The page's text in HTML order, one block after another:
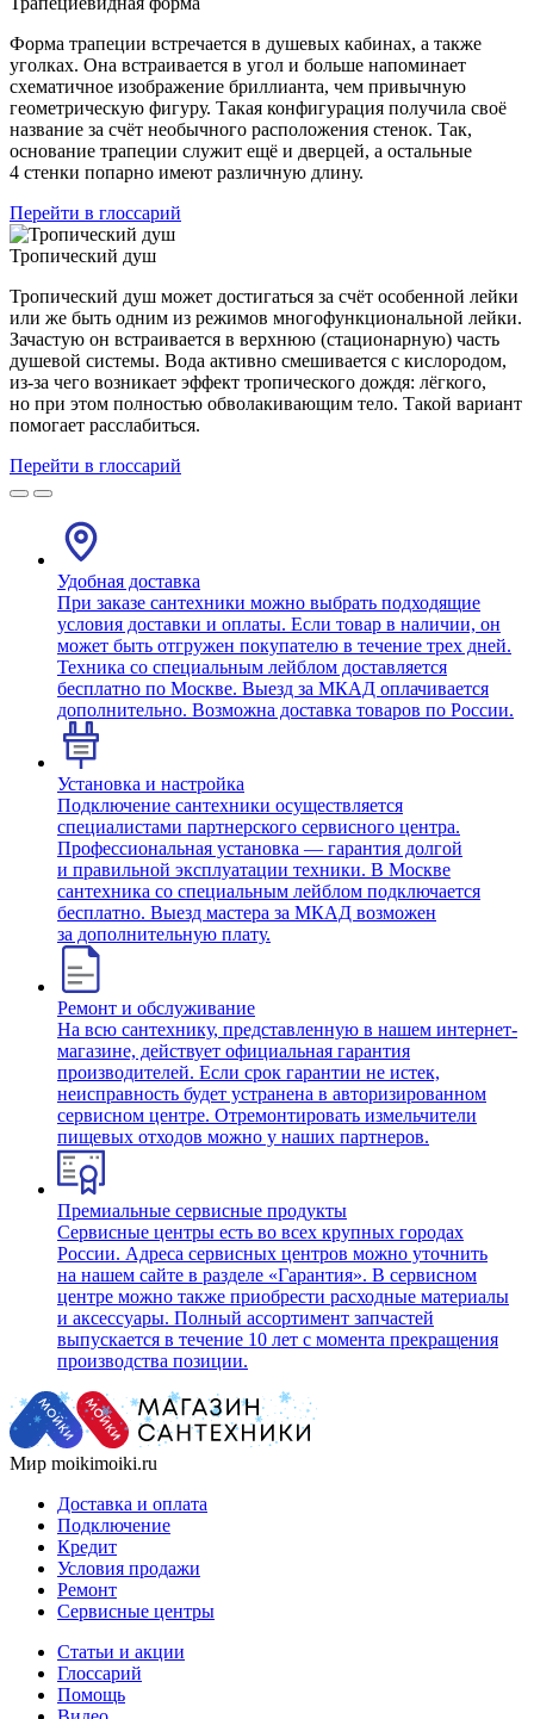
Форма трапеции встречается в душевых кабинах, а также
уголках. Она встраивается в угол и больше напоминает
схематичное изображение бриллианта, чем привычную
геометрическую фигуру. Такая конфигурация получила своё
название за счёт необычного расположения стенок. Так,
основание трапеции служит ещё и дверцей, а остальные
4 стенки попарно имеют различную длину.
Перейти в глоссарий
Тропический душ
Тропический душ может достигаться за счёт особенной лейки
или же быть одним из режимов многофункциональной лейки.
Зачастую он встраивается в верхнюю (стационарную) часть
душевой системы. Вода активно смешивается с кислородом,
из-за чего возникает эффект тропического дождя: лёгкого,
но при этом полностью обволакивающим тело. Такой вариант
помогает расслабиться.
Перейти в глоссарий
Удобная доставка
При заказе сантехники можно выбрать подходящие
условия доставки и оплаты. Если товар в наличии, он
может быть отгружен покупателю в течение трех дней.
Техника со специальным лейблом доставляется
бесплатно по Москве. Выезд за МКАД оплачивается
дополнительно. Возможна доставка товаров по России.
Установка и настройка
Подключение сантехники осуществляется
специалистами партнерского сервисного центра.
Профессиональная установка — гарантия долгой
и правильной эксплуатации техники. В Москве
сантехника со специальным лейблом подключается
бесплатно. Выезд мастера за МКАД возможен
за дополнительную плату.
Ремонт и обслуживание
На всю сантехнику, представленную в нашем интернет-
магазине, действует официальная гарантия
производителей. Если срок гарантии не истек,
неисправность будет устранена в авторизированном
сервисном центре. Отремонтировать измельчители
пищевых отходов можно у наших партнеров.
Премиальные сервисные продукты
Сервисные центры есть во всех крупных городах
России. Адреса сервисных центров можно уточнить
на нашем сайте в разделе «Гарантия». В сервисном
центре можно также приобрести расходные материалы
и аксессуары. Полный ассортимент запчастей
выпускается в течение 10 лет с момента прекращения
производства позиции.
Мир moikimoiki.ru
Доставка и оплата
Подключение
Кредит
Условия продажи
Ремонт
Сервисные центры
Статьи и акции
Глоссарий
Помощь